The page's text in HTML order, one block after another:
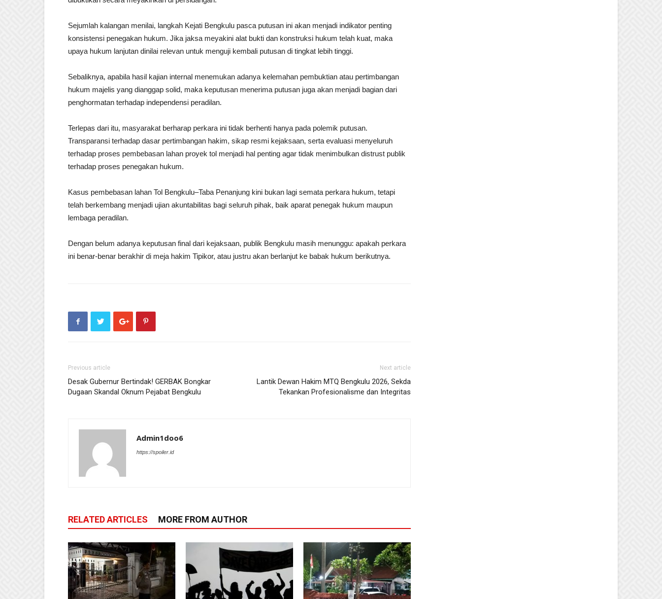
Sejumlah kalangan menilai, langkah Kejati Bengkulu pasca putusan ini akan menjadi indikator penting
konsistensi penegakan hukum. Jika jaksa meyakini alat bukti dan konstruksi hukum telah kuat, maka
upaya hukum lanjutan dinilai relevan untuk menguji kembali putusan di tingkat lebih tinggi.
Sebaliknya, apabila hasil kajian internal menemukan adanya kelemahan pembuktian atau pertimbangan
hukum majelis yang dianggap solid, maka keputusan menerima putusan juga akan menjadi bagian dari
penghormatan terhadap independensi peradilan.
Terlepas dari itu, masyarakat berharap perkara ini tidak berhenti hanya pada polemik putusan.
Transparansi terhadap dasar pertimbangan hakim, sikap resmi kejaksaan, serta evaluasi menyeluruh
terhadap proses pembebasan lahan proyek tol menjadi hal penting agar tidak menimbulkan distrust publik
terhadap proses penegakan hukum.
Kasus pembebasan lahan Tol Bengkulu–Taba Penanjung kini bukan lagi semata perkara hukum, tetapi
telah berkembang menjadi ujian akuntabilitas bagi seluruh pihak, baik aparat penegak hukum maupun
lembaga peradilan.
Dengan belum adanya keputusan final dari kejaksaan, publik Bengkulu masih menunggu: apakah perkara
ini benar-benar berakhir di meja hakim Tipikor, atau justru akan berlanjut ke babak hukum berikutnya.
Previous article
Desak Gubernur Bertindak! GERBAK Bongkar
Dugaan Skandal Oknum Pejabat Bengkulu
Next article
Lantik Dewan Hakim MTQ Bengkulu 2026, Sekda
Tekankan Profesionalisme dan Integritas
Admin1doo6
https://spoiler.id
RELATED ARTICLES MORE FROM AUTHOR